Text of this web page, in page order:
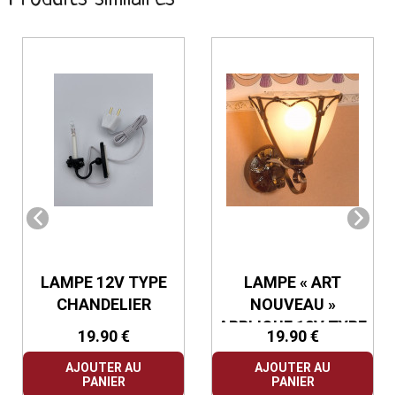
LAMPE 12V TYPE
CHANDELIER
19.90 €
AJOUTER AU
PANIER
LAMPE « ART
NOUVEAU »
APPLIQUE 12V TYPE
CUIVRE
19.90 €
AJOUTER AU
PANIER